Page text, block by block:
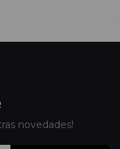
novedades!